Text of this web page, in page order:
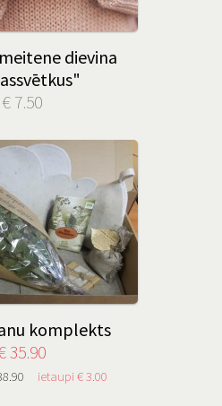
dievina
€ 7.50
komplekts
35.90
ietaupi € 3.00